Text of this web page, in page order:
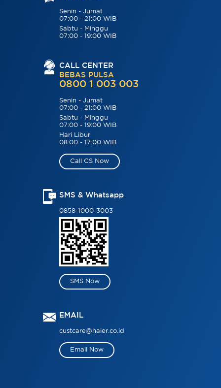
Senin - Jumat
07:00 - 21:00 WIB
Sabtu - Minggu
07:00 - 19:00 WIB
CALL CENTER
BEBAS PULSA
0800 1 003 003
Senin - Jumat
07:00 - 21:00 WIB
Sabtu - Minggu
07:00 - 19:00 WIB
Hari Libur
08:00 - 17:00 WIB
Call CS Now
SMS & Whatsapp
0858-1000-3003
SMS Now
EMAIL
custcare@haier.co.id
Email Now